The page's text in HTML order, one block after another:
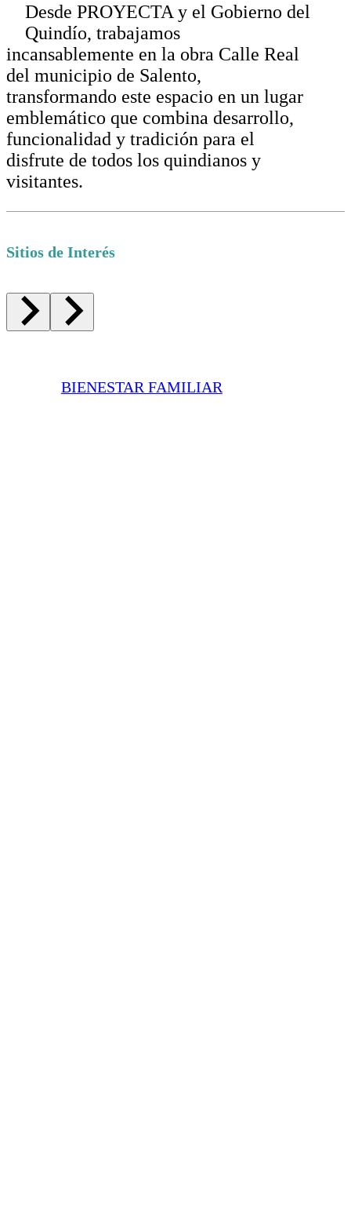
Desde PROYECTA y el Gobierno del
Quindío, trabajamos
incansablemente en la obra Calle Real
del municipio de Salento,
transformando este espacio en un lugar
emblemático que combina desarrollo,
funcionalidad y tradición para el
disfrute de todos los quindianos y
visitantes.
Sitios de Interés
BIENESTAR FAMILIAR